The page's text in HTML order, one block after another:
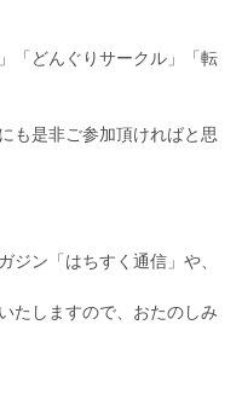
「どんぐりサークル」「転
も是非ご参加頂ければと思
ジン「はちすく通信」や、
たしますので、おたのしみ